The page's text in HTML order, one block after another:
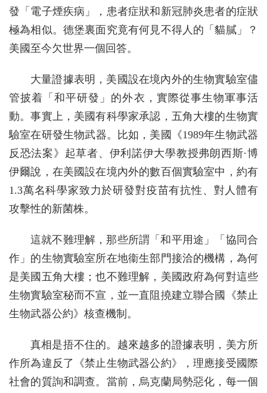
發「電子煙疾病」，患者症狀和新冠肺炎患者的症狀
極為相似。德堡裏面究竟有何見不得人的「貓膩」？
美國至今欠世界一個回答。
大量證據表明，美國設在境內外的生物實驗室儘
管披着「和平研發」的外衣，實際從事生物軍事活
動。事實上，美國有科學家承認，五角大樓的生物實
驗室在研發生物武器。比如，美國《1989年生物武器
反恐法案》起草者、伊利諾伊大學教授弗朗西斯·博
伊爾說，在美國設在境內外的數百個實驗室中，約有
1.3萬名科學家致力於研發對疫苗有抗性、對人體有
攻擊性的新菌株。
這就不難理解，那些所謂「和平用途」「協同合
作」的生物實驗室所在地衞生部門接洽的機構，為何
是美國五角大樓；也不難理解，美國政府為何對這些
生物實驗室秘而不宣，並一直阻撓建立聯合國《禁止
生物武器公約》核查機制。
真相是捂不住的。越來越多的證據表明，美方所
作所為違反了《禁止生物武器公約》，理應接受國際
社會的質詢和調查。當前，烏克蘭局勢惡化，每一個